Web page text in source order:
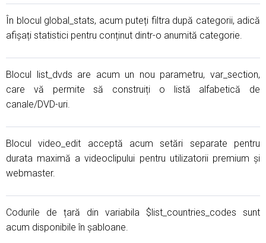
În blocul global_stats, acum puteți filtra după categorii, adică
afișați statistici pentru conținut dintr-o anumită categorie.
Blocul list_dvds are acum un nou parametru, var_section,
care vă permite să construiți o listă alfabetică de
canale/DVD-uri.
Blocul video_edit acceptă acum setări separate pentru
durata maximă a videoclipului pentru utilizatorii premium și
webmaster.
Codurile de țară din variabila $list_countries_codes sunt
acum disponibile în șabloane.